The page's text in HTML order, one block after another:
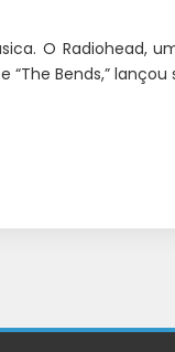
O Radiohead,
Bends,”